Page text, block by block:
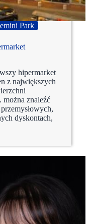
Park
hipermarket
z największych
można znaleźć
dyskontach,